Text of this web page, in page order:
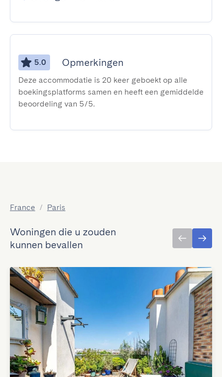
5.0 Opmerkingen
Deze accommodatie is 20 keer geboekt op alle
boekingsplatforms samen en heeft een gemiddelde
beoordeling van 5/5.
France / Paris
Woningen die u zouden
kunnen bevallen